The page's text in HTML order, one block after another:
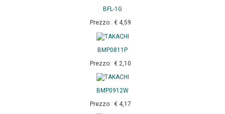
BFL-1G
Prezzo: € 4,59
BMP0811P
Prezzo: € 2,10
BMP0912W
Prezzo: € 4,17